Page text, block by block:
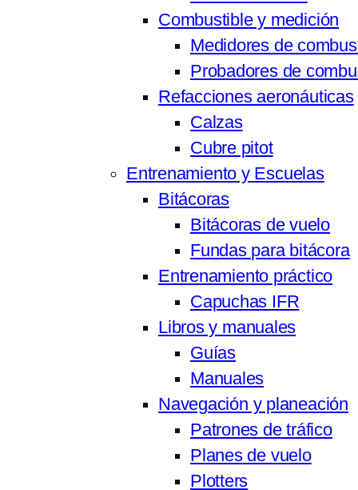
Combustible y medición
Medidores de
Probadores de
Refacciones aeronáuticas
Calzas
Cubre pitot
Entrenamiento y Escuelas
Bitácoras
Bitácoras de vuelo
Fundas para bitácora
Entrenamiento práctico
Capuchas IFR
Libros y manuales
Guías
Manuales
Navegación y planeación
Patrones de tráfico
Planes de vuelo
Plotters